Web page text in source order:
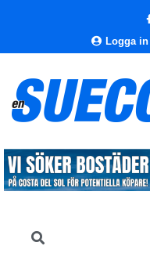
Logga in